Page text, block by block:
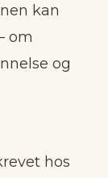
kan
om
og
hos